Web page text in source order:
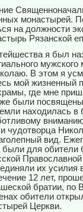
монастырей.
на должности
Рязанской
я был
В этом я
мой жизненный
где мне
были
находилась
чудотворца
вид.
были для
их усилия
12 лет,
братии, по
обители
Церкви.